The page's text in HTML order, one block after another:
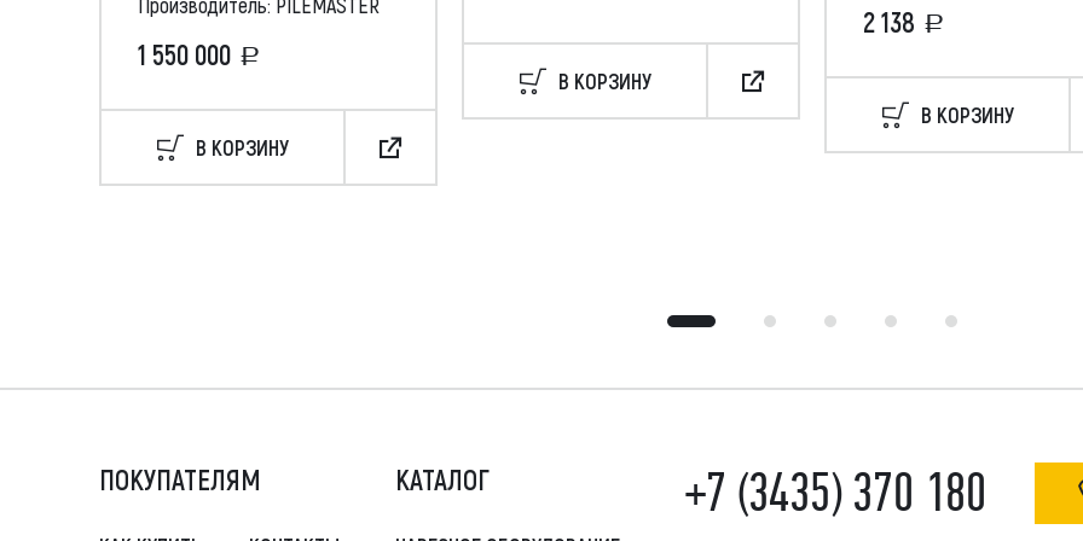
1 550 000
В КОРЗИНУ
В КОРЗИНУ
2 138
В КОРЗИНУ
ПОКУПАТЕЛЯМ КАТАЛОГ +7 (3435) 370 180